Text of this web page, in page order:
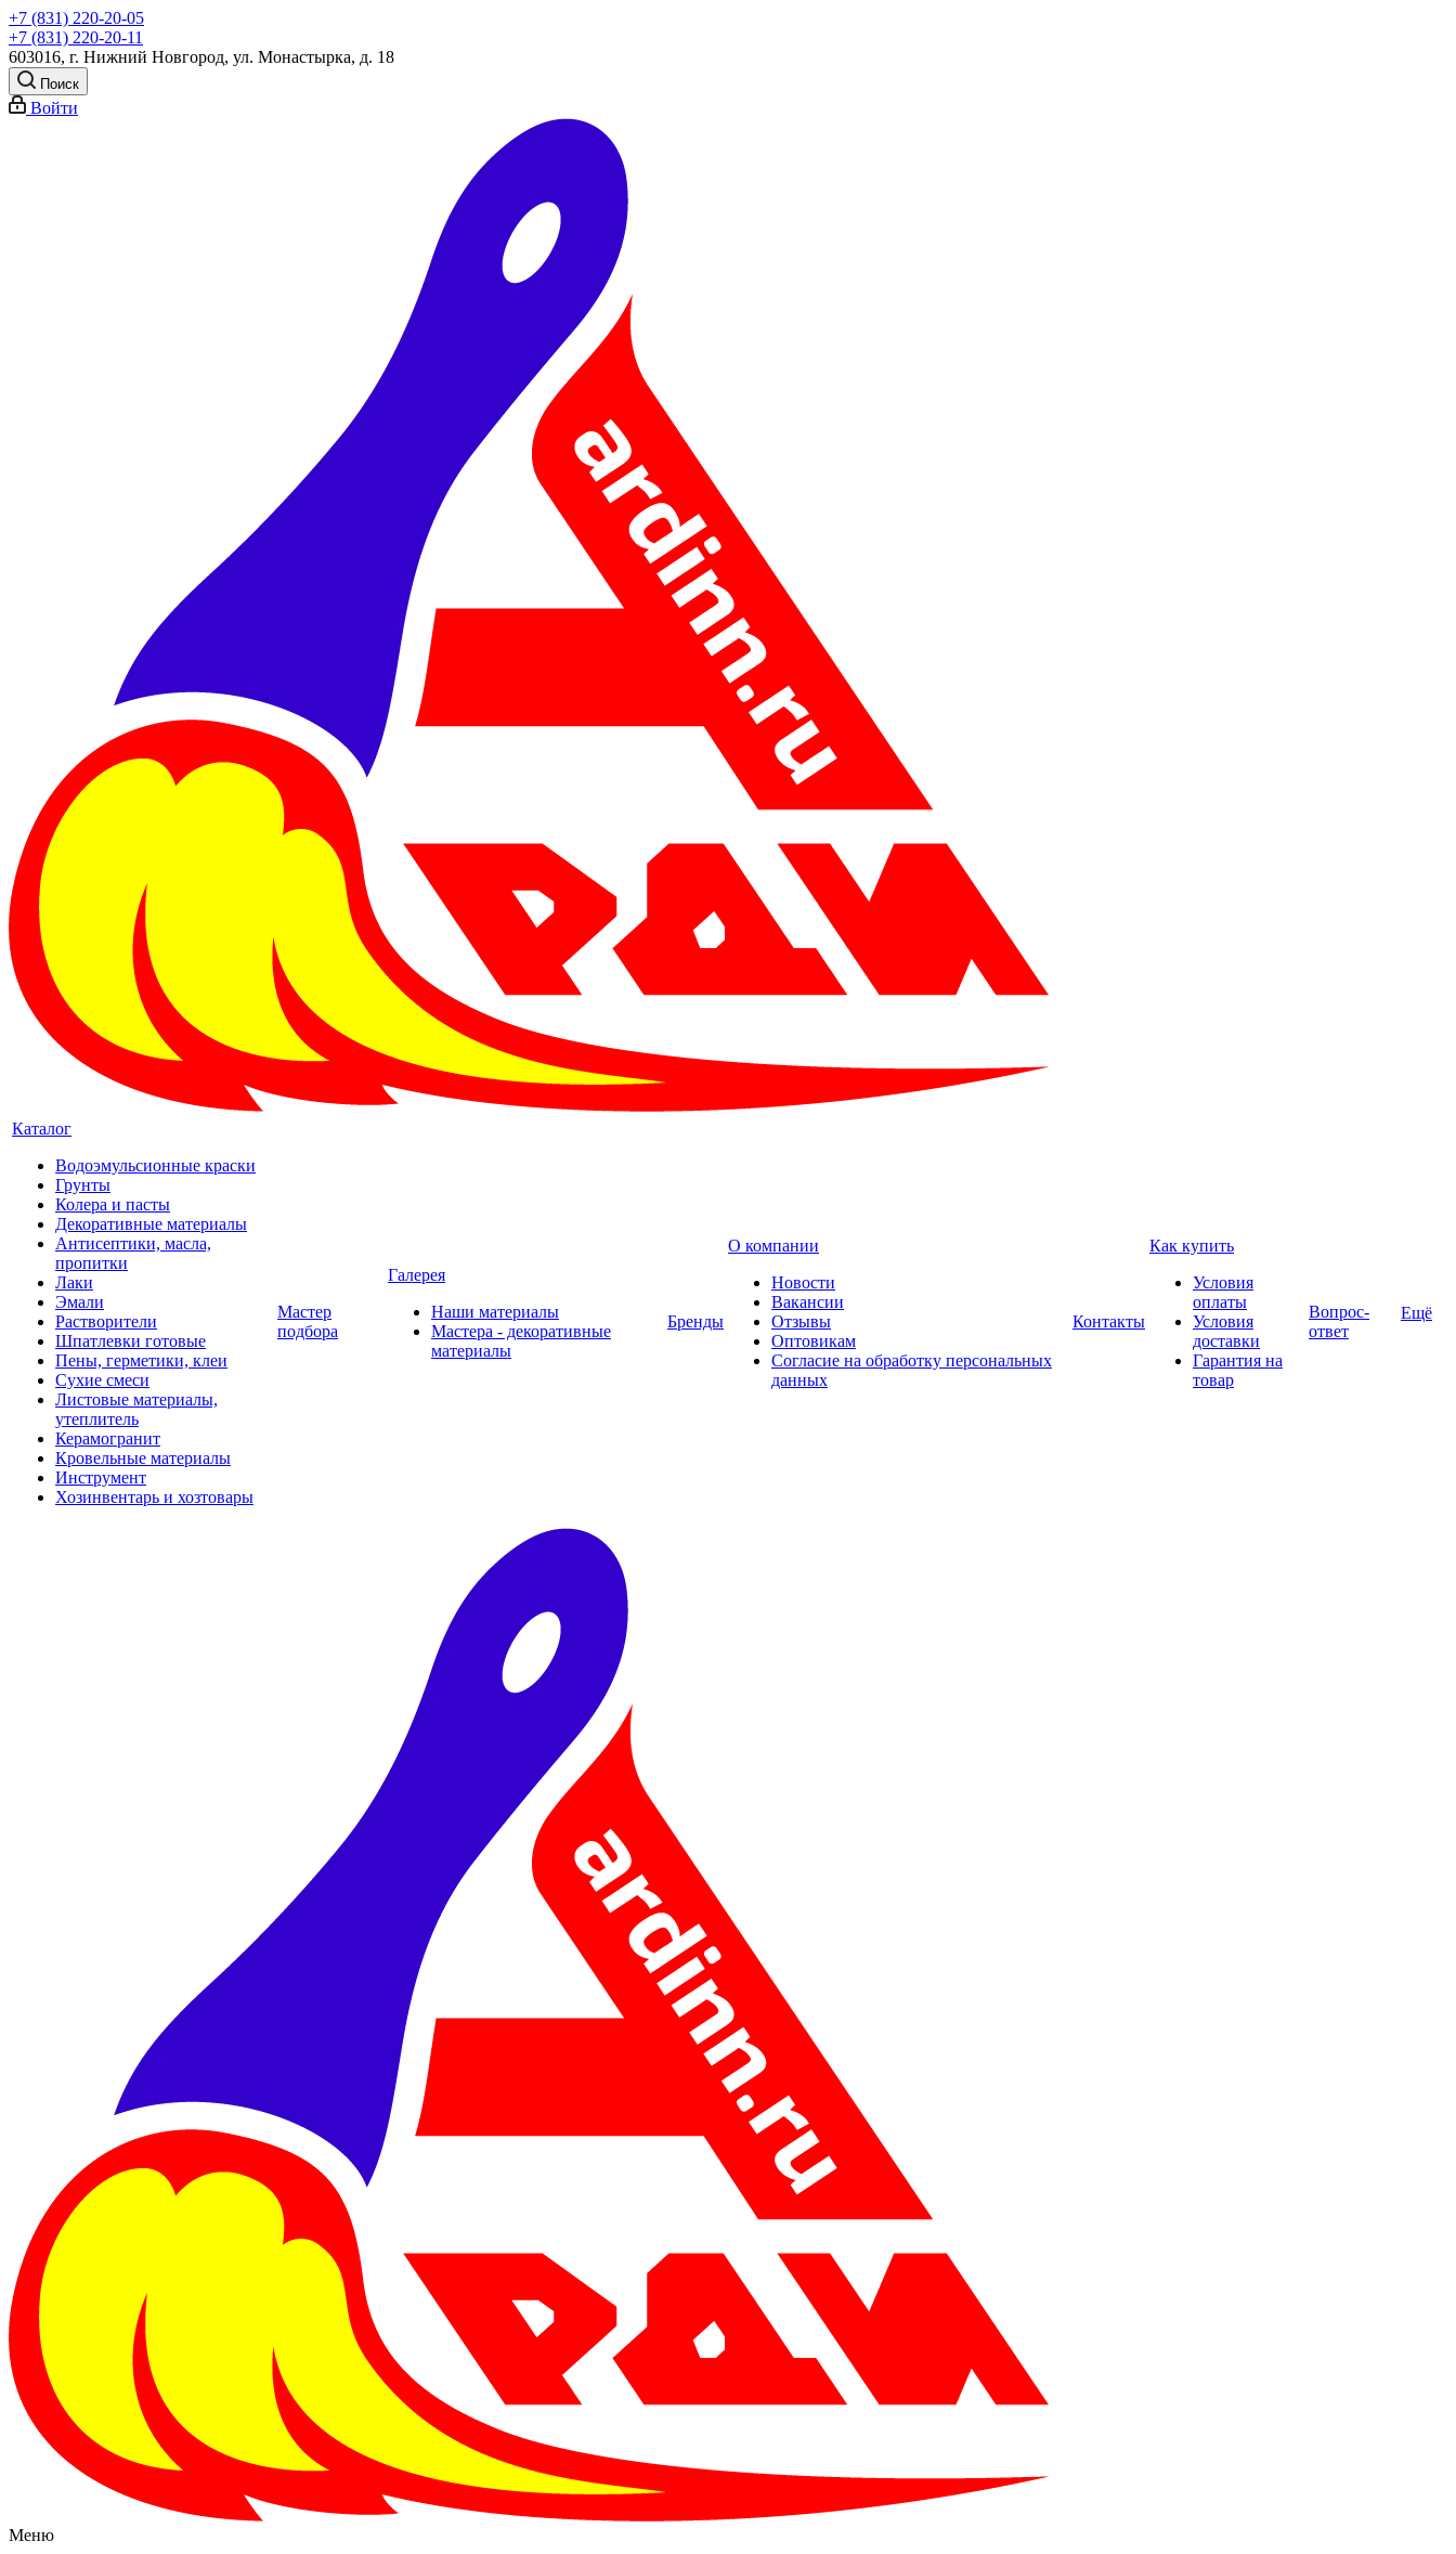
+7 (831) 220-20-05
+7 (831) 220-20-11
603016, г. Нижний Новгород, ул. Монастырка, д. 18
Поиск
Войти
Каталог
Водоэмульсионные краски
Грунты
Колера и пасты
Декоративные материалы
Антисептики, масла,
пропитки
Лаки
Эмали
Растворители
Шпатлевки готовые
Пены, герметики, клеи
Сухие смеси
Листовые материалы,
утеплитель
Керамогранит
Кровельные материалы
Инструмент
Хозинвентарь и хозтовары
Мастер
подбора
Галерея
Наши материалы
Мастера - декоративные
материалы
Бренды
О компании
Новости
Вакансии
Отзывы
Оптовикам
Cогласие на обработку персональных
данных
Контакты
Как купить
Условия
оплаты
Условия
доставки
Гарантия на
товар
Вопрос-
ответ
Ещё
Меню